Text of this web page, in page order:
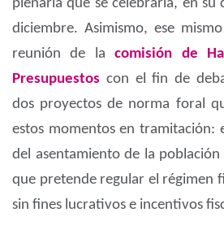
plenaria que se celebraría, en su
diciembre. Asimismo, ese
reunión de lacomisión de
Presupuestos con el fin de
dos proyectos de norma foral
estos momentos en tramitación:
del asentamiento de la
que pretende regular el régimen
sin fines lucrativos e incentivos